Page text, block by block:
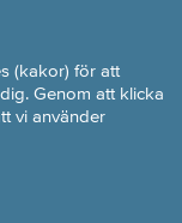
(kakor) för att
Genom att klicka
vi använder